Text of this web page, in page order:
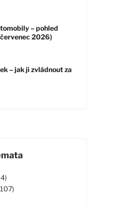
– pohled
2026)
– jak ji zvládnout za